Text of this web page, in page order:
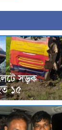
সড়ক
১৫